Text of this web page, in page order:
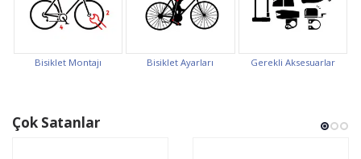
Bisiklet Montajı Bisiklet Ayarları Gerekli Aksesuarlar
Çok Satanlar